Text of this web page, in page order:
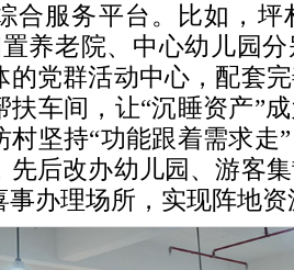
合服务平台。比如，坪
养老院、中心幼儿园
的党群活动中心，配套
扶车间，让“沉睡资产”
村坚持“功能跟着需求走
先后改办幼儿园、游客
事办理场所，实现阵地